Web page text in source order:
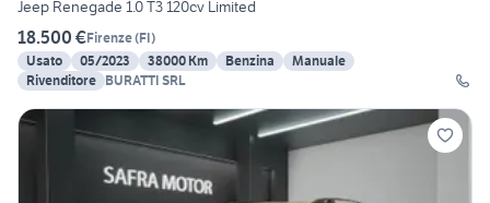
Jeep Renegade 1.0 T3 120cv Limited
18.500 €Firenze(FI)
Usato
05/2023 38000 Km Benzina
Manuale
Rivenditore BURATTI SRL